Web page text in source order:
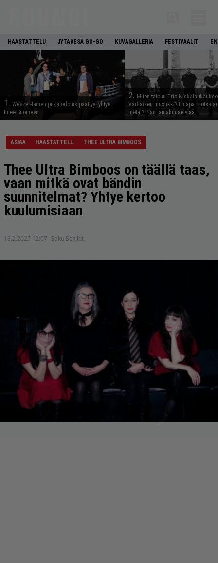
HAASTATTELU JYTÄKESÄ GO-GO KUVAGALLERIA FESTIVAALIT
1. Weezer-fanien pitkä odotus päättyy: yhtye
tulee Suomeen
2. Miten taipuu Trio
Vartiaisen musiikki? Entäpä
metal? Pian tämäkin selviää
ASIAA HAASTATTELU THEE ULTRA BIMBOOS
Thee Ultra Bimboos on täällä taas,
vaan mitkä ovat bändin
suunnitelmat? Yhtye kertoo
kuulumisiaan
18.2.2025 12:07 Saku Schildt